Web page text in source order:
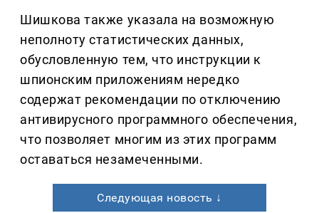
Шишкова также указала на возможную
неполноту статистических данных,
обусловленную тем, что инструкции к
шпионским приложениям нередко
содержат рекомендации по отключению
антивирусного программного обеспечения,
что позволяет многим из этих программ
оставаться незамеченными.
Следующая новость ↓